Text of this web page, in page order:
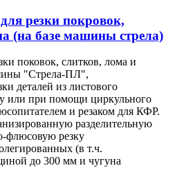
резки покровок,
(на базе машины стрела)
поковок, слитков, лома и
"Стрела-ПЛ",
деталей из листового
или при помощи циркульного
и резаком для КФР.
разделительную
флюсовую резку
(в т.ч.
до 300 мм и чугуна